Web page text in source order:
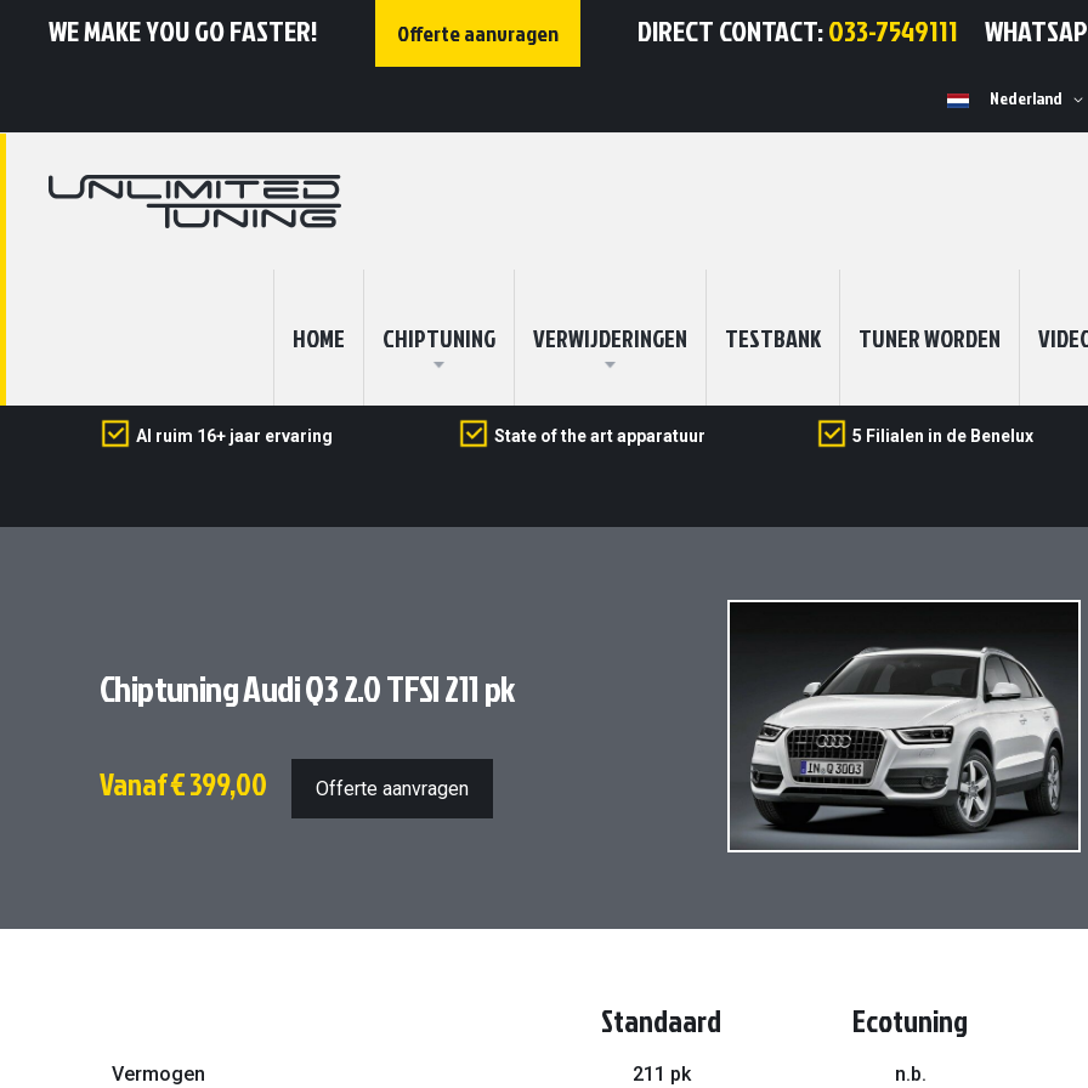
WE MAKE YOU GO FASTER! Offerte aanvragen DIRECT CONTACT:033-7549111
Selecteer
Nederland
HOME CHIPTUNING VERWIJDERINGEN TESTBANK TUNER WORDEN
Al ruim 16+ jaar ervaring State of the art apparatuur 5 Filialen in de Benelux
Chiptuning Audi Q3 2.0 TFSI 211 pk
Vanaf€ 399,00 Offerte aanvragen
Ga
afbeeldingen-
gallerij
Standaard Ecotuning
Vermogen 211 pk n.b.